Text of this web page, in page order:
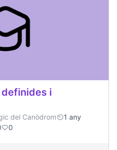
i
del Canòdrom
1 any
0